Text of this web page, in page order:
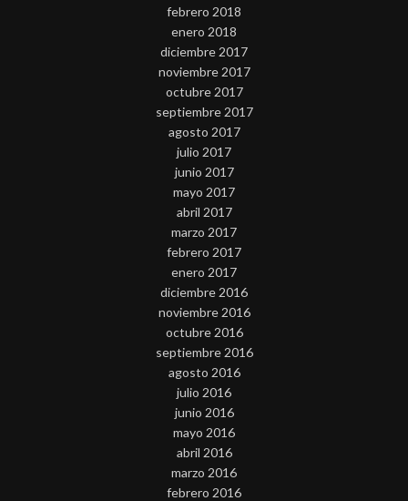
febrero 2018
enero 2018
diciembre 2017
noviembre 2017
octubre 2017
septiembre 2017
agosto 2017
julio 2017
junio 2017
mayo 2017
abril 2017
marzo 2017
febrero 2017
enero 2017
diciembre 2016
noviembre 2016
octubre 2016
septiembre 2016
agosto 2016
julio 2016
junio 2016
mayo 2016
abril 2016
marzo 2016
febrero 2016